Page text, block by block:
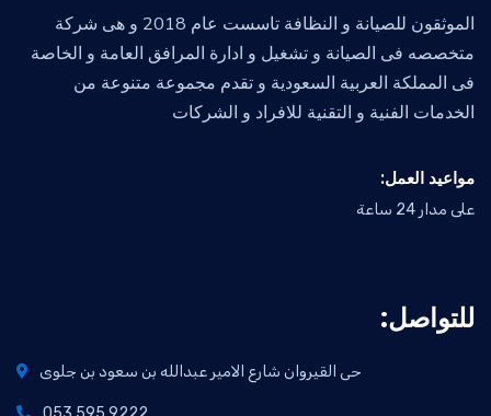
الموثقون للصيانة و النظافة تاسست عام 2018 و هى شركة
متخصصه فى الصيانة و تشغيل و ادارة المرافق العامة و الخاصة
فى المملكة العربية السعودية و تقدم مجموعة متنوعة من
الخدمات الفنية و التقنية للافراد و الشركات
:مواعيد العمل
على مدار 24 ساعة
:للتواصل
حى القيروان شارع الامير عبدالله بن سعود بن جلوى